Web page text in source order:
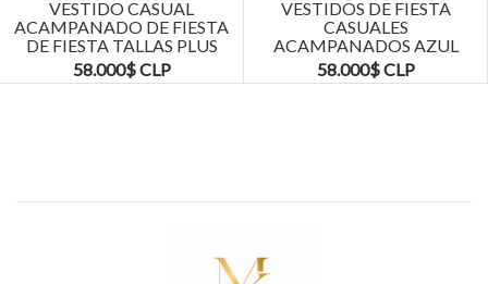
VESTIDO CASUAL
ACAMPANADO DE FIESTA
DE FIESTA TALLAS PLUS
KADRIHEL
58.000$ CLP
VESTIDOS DE FIESTA
CASUALES
ACAMPANADOS AZUL
MARINO TALLAS PLUS
KADRIHEL
58.000$ CLP